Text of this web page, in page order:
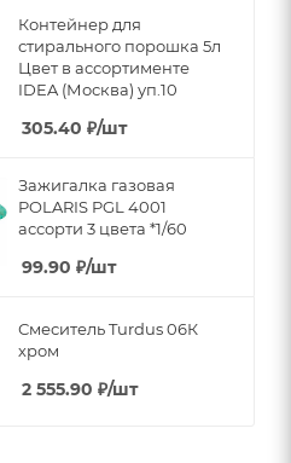
Контейнер для
стирального порошка 5л
Цвет в ассортименте
IDEA (Москва) уп.10
305.40 ₽/шт
Зажигалка газовая
POLARIS PGL 4001
ассорти 3 цвета *1/60
99.90 ₽/шт
Смеситель Turdus 06К
хром
2 555.90 ₽/шт